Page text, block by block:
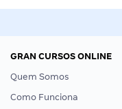
GRAN CURSOS ONLINE
Quem Somos
Como Funciona